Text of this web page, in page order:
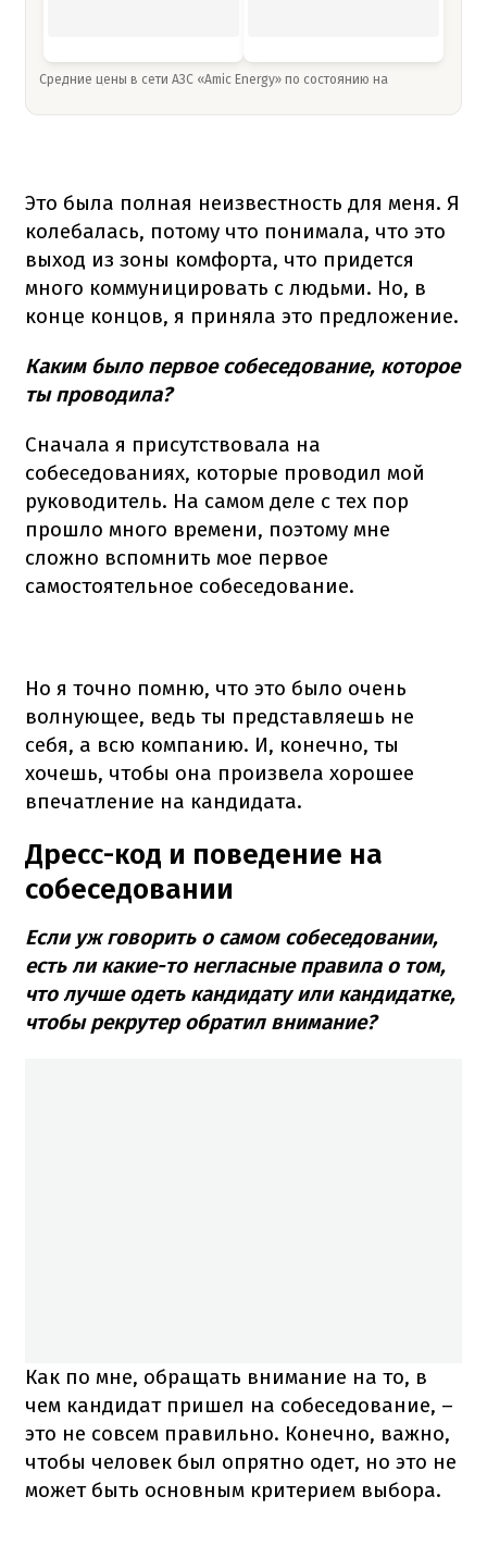
Средние цены в сети АЗС «Amic Energy» по состоянию на
Это была полная неизвестность для меня. Я
колебалась, потому что понимала, что это
выход из зоны комфорта, что придется
много коммуницировать с людьми. Но, в
конце концов, я приняла это предложение.
Каким было первое собеседование, которое
ты проводила?
Сначала я присутствовала на
собеседованиях, которые проводил мой
руководитель. На самом деле с тех пор
прошло много времени, поэтому мне
сложно вспомнить мое первое
самостоятельное собеседование.
Но я точно помню, что это было очень
волнующее, ведь ты представляешь не
себя, а всю компанию. И, конечно, ты
хочешь, чтобы она произвела хорошее
впечатление на кандидата.
Дресс-код и поведение на
собеседовании
Если уж говорить о самом собеседовании,
есть ли какие-то негласные правила о том,
что лучше одеть кандидату или кандидатке,
чтобы рекрутер обратил внимание?
Как по мне, обращать внимание на то, в
чем кандидат пришел на собеседование, –
это не совсем правильно. Конечно, важно,
чтобы человек был опрятно одет, но это не
может быть основным критерием выбора.